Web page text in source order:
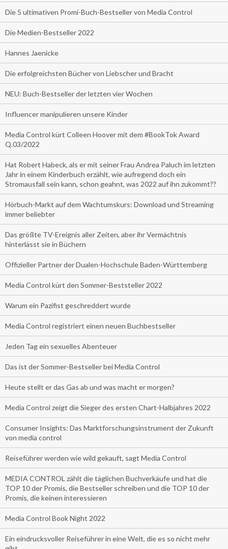
Die 5 ultimativen Promi-Buch-Bestseller von Media Control
Die Medien-Bestseller 2022
Hannes Jaenicke
Die erfolgreichsten Bücher von Liebscher und Bracht
NEU: Buch-Bestseller der letzten vier Wochen
Influencer manipulieren unsere Kinder
Media Control kürt Colleen Hoover mit dem #BookTok Award
Q.03/2022
Hat Robert Habeck, als er mit seiner Frau Andrea Paluch im letzten
Jahr in einem Kinderbuch erzählt, wie aufregend doch ein
Stromausfall sein kann, schon geahnt, was 2022 auf ihn zukommt??
Hörbuch-Markt auf dem Wachtumskurs: Download und Streaming
immer beliebter
Das größte TV-Ereignis aller Zeiten, aber ihr Vermächtnis
hinterlässt sie in Büchern
Offizieller Partner der Dualen-Hochschule Baden-Württemberg
Media Control kürt den Sommer-Beststeller 2022
Warum ein Pazifist geschreddert wurde
Media Control registriert einen neuen Buchbestseller
Jeden Tag ein sexuelles Abenteuer
Das ist der Sommer-Bestseller bei Media Control
Heute stellt er das Gas ab und was macht er morgen?
Media Control zeigt die Sieger des ersten Chart-Halbjahres 2022
Consumer Insights: Das Marktforschungsinstrument der Zukunft
von media control
Reiseführer werden wie wild gekauft, sagt Media Control
MEDIA CONTROL zählt die täglichen Buchverkäufe und hat die
TOP 10 der Promis, die Bestseller schreiben und die TOP 10 der
Promis, die keinen interessieren
Media Control Book Night 2022
Ein eindrucksvoller Reiseführer in eine Welt, die es so nicht mehr